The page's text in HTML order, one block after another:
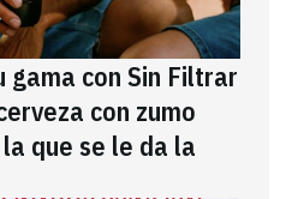
gama con Sin Filtrar
con zumo
que se le da la